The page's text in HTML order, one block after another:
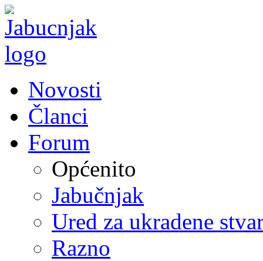
Novosti
Članci
Forum
Općenito
Jabučnjak
Ured za ukradene
Razno